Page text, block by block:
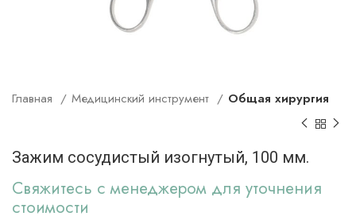
Главная Медицинский инструмент Общая хирургия
Зажим сосудистый изогнутый, 100 мм.
Свяжитесь с менеджером для уточнения
стоимости